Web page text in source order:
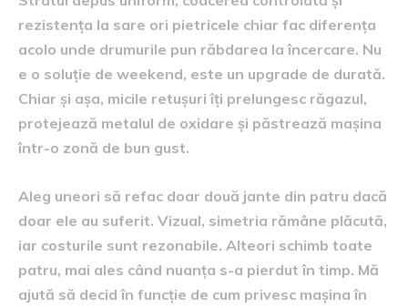
rezistența la sare ori pietricele chiar fac diferența
acolo unde drumurile pun răbdarea la încercare. Nu
e o soluție de weekend, este un upgrade de durată.
Chiar și așa, micile retușuri îți prelungesc răgazul,
protejează metalul de oxidare și păstrează mașina
într-o zonă de bun gust.
Aleg uneori să refac doar două jante din patru dacă
doar ele au suferit. Vizual, simetria rămâne plăcută,
iar costurile sunt rezonabile. Alteori schimb toate
patru, mai ales când nuanța s-a pierdut în timp. Mă
ajută să decid în funcție de cum privesc mașina în